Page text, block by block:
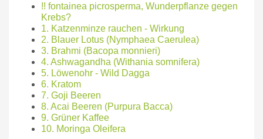
!! fontainea picrosperma, Wunderpflanze gegen
Krebs?
1. Katzenminze rauchen - Wirkung
2. Blauer Lotus (Nymphaea Caerulea)
3. Brahmi (Bacopa monnieri)
4. Ashwagandha (Withania somnifera)
5. Löwenohr - Wild Dagga
6. Kratom
7. Goji Beeren
8. Acai Beeren (Purpura Bacca)
9. Grüner Kaffee
10. Moringa Oleifera